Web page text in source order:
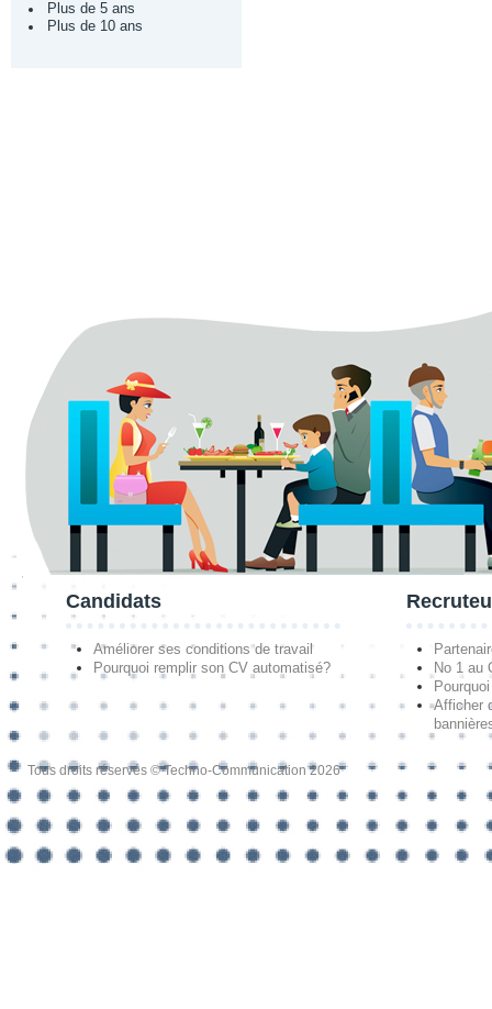
Plus de 5 ans
Plus de 10 ans
Candidats
Améliorer ses conditions de travail
Pourquoi remplir son CV automatisé?
No 1 au
Afficher
Tous droits réservés © Techno-Communication 2026